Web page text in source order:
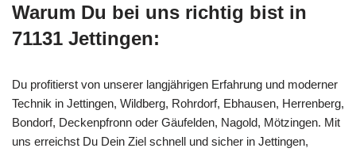
Warum Du bei uns richtig bist in
71131 Jettingen:
Du profitierst von unserer langjährigen Erfahrung und moderner
Technik in Jettingen, Wildberg, Rohrdorf, Ebhausen, Herrenberg,
Bondorf, Deckenpfronn oder Gäufelden, Nagold, Mötzingen. Mit
uns erreichst Du Dein Ziel schnell und sicher in Jettingen,